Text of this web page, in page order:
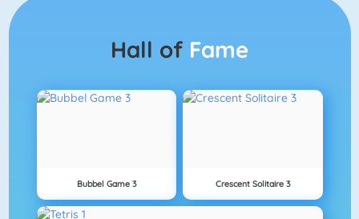
Hall of Fame
Bubbel Game 3 Crescent Solitaire 3